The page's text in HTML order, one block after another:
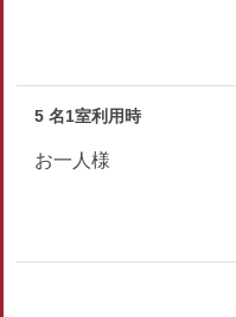
5 名1室利用時
お一人様